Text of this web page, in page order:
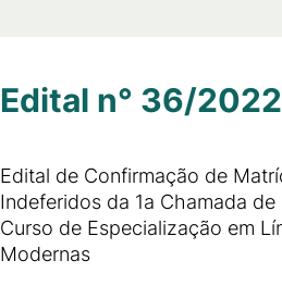
Edital n° 36/
Edital de Confirmação de
Indeferidos da 1a Chamada
Curso de Especialização em
Modernas